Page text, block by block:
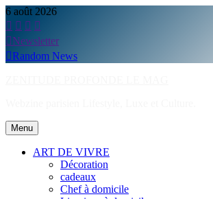
Skip
to
content
6 août 2026
Newsletter
Random News
Menu
ART DE VIVRE
Décoration
cadeaux
Chef à domicile